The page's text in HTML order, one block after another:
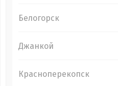
Белогорск
Джанкой
Красноперекопск